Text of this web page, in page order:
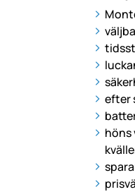
efter
höns